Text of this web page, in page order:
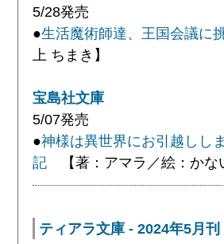
5/28発売
●生活魔術師達、王国会議に
上 ちまき】
宝島社文庫
5/07発売
●神様は異世界にお引越し
記 【著：アマラ／絵：かな
ティアラ文庫 - 2024年5月刊